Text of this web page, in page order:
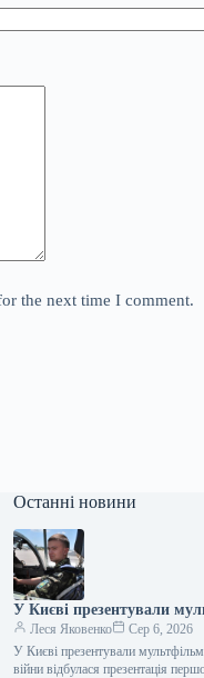
the next time I comment.
Останні новини
У Києві презентували
Леся Яковенко
Сер 6, 2026
У Києві презентували
війни відбулася презентація